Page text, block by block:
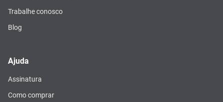
Trabalhe conosco
Blog
Ajuda
Assinatura
Como comprar